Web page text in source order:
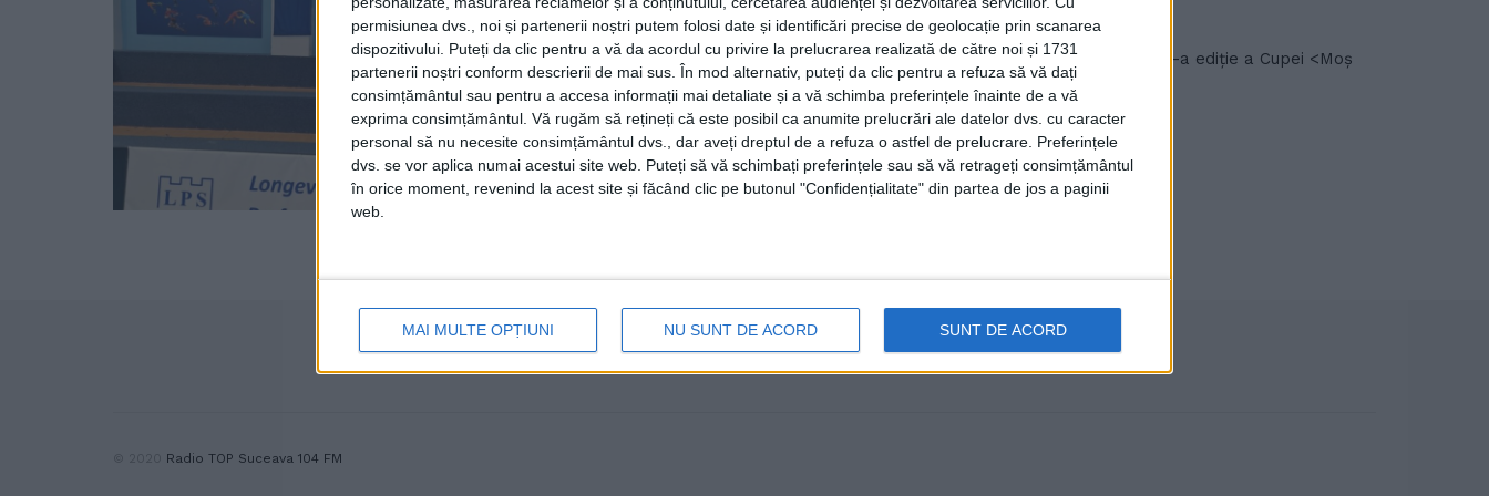
permisiunea dvs., noi și partenerii noștri putem folosi date și identificări precise de geolocație prin scanarea
dispozitivului. Puteți da clic pentru a vă da acordul cu privire la prelucrarea realizată de către noi și 1731
partenerii noștri conform descrierii de mai sus. În mod alternativ, puteți da clic pentru a refuza să vă dați
consimțământul sau pentru a accesa informații mai detaliate și a vă schimba preferințele înainte de a vă
exprima consimțământul. Vă rugăm să rețineți că este posibil ca anumite prelucrări ale datelor dvs. cu caracter
personal să nu necesite consimțământul dvs., dar aveți dreptul de a refuza o astfel de prelucrare. Preferințele
dvs. se vor aplica numai acestui site web. Puteți să vă schimbați preferințele sau să vă retrageți consimțământul
în orice moment, revenind la acest site și făcând clic pe butonul "Confidențialitate" din partea de jos a paginii
web.
MAI MULTE OPȚIUNI NU SUNT DE ACORD SUNT DE ACORD
12 DECEMBRIE, 2022
În sala Liceului cu Program Sportiv din Suceava se va desfășura cea de-a XIV-a ediție a Cupei <Moș
Crăciun> la ...
Radio TOP Suceava 104 FM